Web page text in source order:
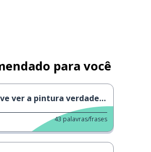
para você
ver a pintura verdadeira
43 palavras/frases